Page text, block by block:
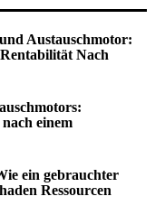
Austauschmotor:
Nach
einem
ein gebrauchter
Ressourcen